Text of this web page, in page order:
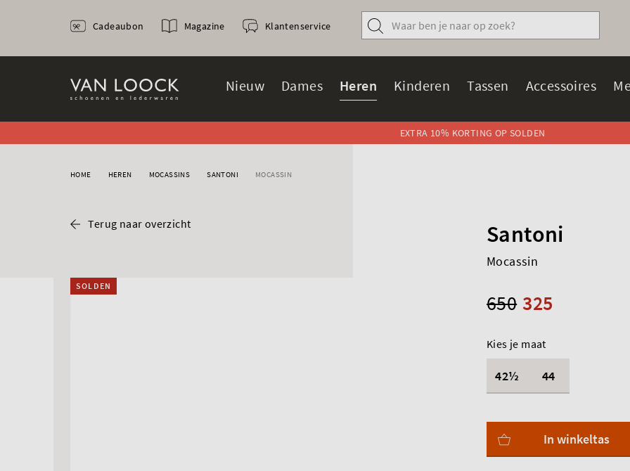
Nieuw Dames Heren Kinderen Tassen Accessoires
Cadeaubon Magazine Klantenservice
EXTRA 10% KORTING OP SOLDEN
HOME HEREN MOCASSINS SANTONI MOCASSIN
Terug naar overzicht
SOLDEN
Santoni
Mocassin
325
650
Kies je maat
42½ 44
In winkeltas